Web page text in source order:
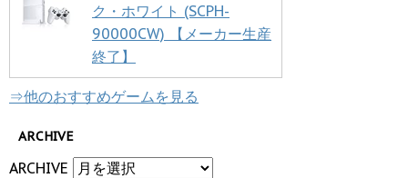
ク・ホワイト (SCPH-
90000CW) 【メーカー生産
終了】
⇒他のおすすめゲームを見る
ARCHIVE
ARCHIVE